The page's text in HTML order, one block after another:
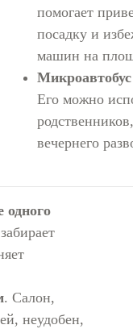
помогает
посадку и
машин на
Его можно
вечернего
одного
. Салон,
неудобен,